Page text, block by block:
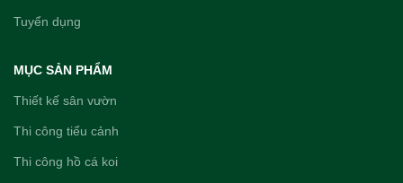
Tuyển dụng
MỤC SẢN PHẨM
Thiết kế sân vườn
Thi công tiểu cảnh
Thi công hồ cá koi